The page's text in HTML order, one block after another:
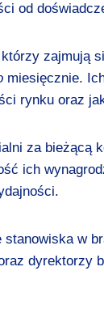
od
zajmują
miesięcznie.
rynku oraz
za
ich
stanowiska w
dyrektorzy